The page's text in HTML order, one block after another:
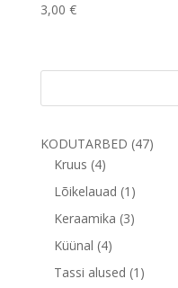
3,00 €
KODUTARBED 4747
Kruus 44
toodet
Lõikelauad 1 1
toode
Keraamika 33
Küünal 44
toodet
Tassi alused 1 1